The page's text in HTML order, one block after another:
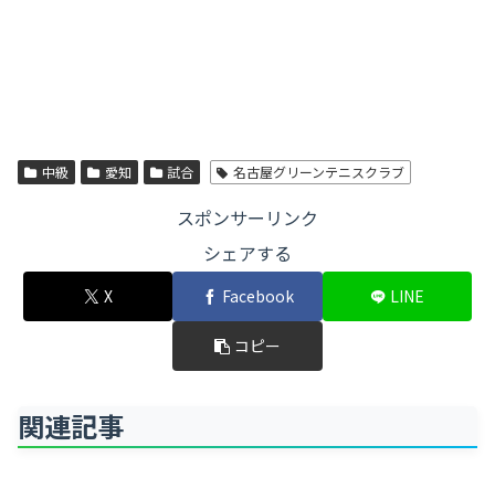
中級 愛知 試合 名古屋グリーンテニスクラブ
スポンサーリンク
シェアする
X Facebook LINE
コピー
関連記事